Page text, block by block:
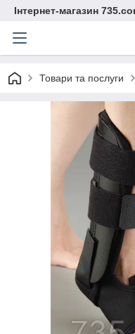
Інтернет-магазин
Товари та послуги